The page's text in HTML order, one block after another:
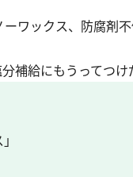
ワックス、防腐剤
補給にもうってつけ